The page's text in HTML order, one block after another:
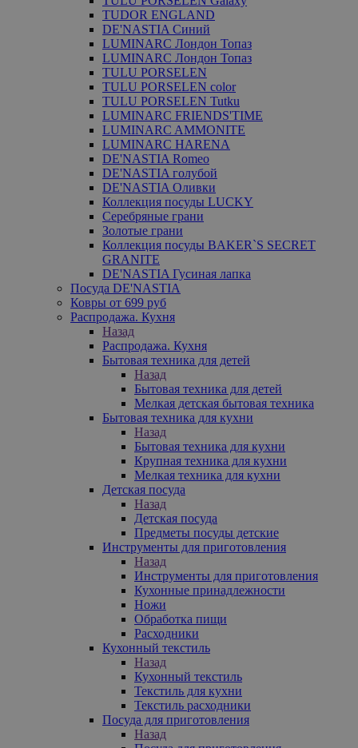
TUDOR ENGLAND
DE'NASTIA Синий
LUMINARC Лондон Топаз
LUMINARC Лондон Топаз
TULU PORSELEN
TULU PORSELEN color
TULU PORSELEN Tutku
LUMINARC FRIENDS'TIME
LUMINARC AMMONITE
LUMINARC HARENA
DE'NASTIA Romeo
DE'NASTIA голубой
DE'NASTIA Оливки
Коллекция посуды LUCKY
Серебряные грани
Золотые грани
Коллекция посуды BAKER`S SECRET
GRANITE
DE'NASTIA Гусиная лапка
Посуда DE'NASTIA
Ковры от 699 руб
Распродажа. Кухня
Назад
Распродажа. Кухня
Бытовая техника для детей
Назад
Бытовая техника для детей
Мелкая детская бытовая техника
Бытовая техника для кухни
Назад
Бытовая техника для кухни
Крупная техника для кухни
Мелкая техника для кухни
Детская посуда
Назад
Детская посуда
Предметы посуды детские
Инструменты для приготовления
Назад
Инструменты для приготовления
Кухонные принадлежности
Ножи
Обработка пищи
Расходники
Кухонный текстиль
Назад
Кухонный текстиль
Текстиль для кухни
Текстиль расходники
Посуда для приготовления
Назад